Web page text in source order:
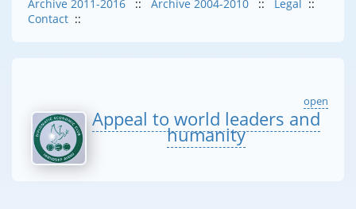
Archive 2011-2016
:: Archive 2004-2010 :: Legal ::
Contact ::
open
Appeal to world leaders and
humanity